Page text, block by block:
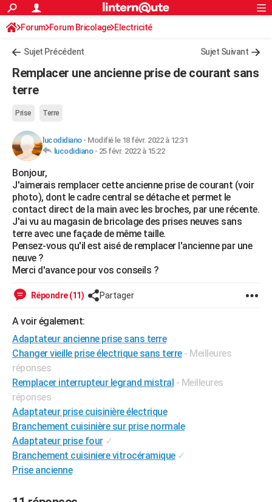
ACTUALITÉS
Politique
Société
Faits Divers
Education
Monde
Villes
+
Programme TV
TNTStreaming
Cinéma
Sorties cinéma
Musique
+FINANCE
Retraite
Impôts
Epargne
Immobilier
Risques naturels par ville
Banque
Assurance
Crédit
AUTO
Essais
Réserver un essai
Citadines
Berlines
SUV
Forum auto
HIGH-TECH
Mobiles
Meilleur smartphone
Internet
Ordinateurs
Jeux vidéo
Guide high-tech
BRICOLAGE
Forum
Aménagement intérieur
Extérieur
Cuisine
Salle de bains
Jardinage
Rangement
WEEK-END
Guides de France
Escapades
Patrimoine
Expositions
Musées
Week-end nature
+LIFESTYLE
Art de vivre
Bien-être
Loisirs
Mode
Modes de vie
SANTE
Alimentation
Guide de la santé
Maladies
Médicaments
Sommeil
VOYAGE
PHOTO
BONS PLANS
CARTE DE VOEUX
Carte de Noël
Carte Bonne année
Carte Saint-Valentin
Carte Pâques
Carte d'anniversaire
DICTIONNAIRE
Dictionnaire
Biographies
Citations
Expressions
Proverbes
PROGRAMME TV
S'inscrire
Se connecter
Lycées
Collèges
Primaires
Universités
Entreprises
Service militaire
Avis de recherche
AVIS DE DÉCÈS
S'inscrire
Connexion
Forum Forum Bricolage Electricité
Sujet Précédent Sujet Suivant
Remplacer une ancienne prise de courant sans
terre
Prise Terre
lucodidiano- Modifié le 18 févr. 2022 à 12:31
lucodidiano- 25 févr. 2022 à 15:22
Bonjour,
J'aimerais remplacer cette ancienne prise de courant (voir
photo), dont le cadre central se détache et permet le
contact direct de la main avec les broches, par une récente.
J'ai vu au magasin de bricolage des prises neuves sans
terre avec une façade de même taille.
Pensez-vous qu'il est aisé de remplacer l'ancienne par une
neuve ?
Merci d'avance pour vos conseils ?
Répondre (11) Partager
A voir également:
Adaptateur ancienne prise sans terre
Changer vieille prise électrique sans terre - Meilleures
réponses
Remplacer interrupteur legrand mistral - Meilleures
réponses
Adaptateur prise cuisinière électrique
Branchement cuisinière sur prise normale
Adaptateur prise four ✓
Branchement cuisiniere vitrocéramique ✓
Prise ancienne